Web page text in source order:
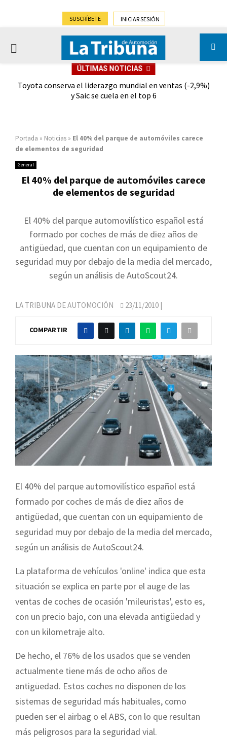
SUSCRÍBETE INICIAR SESIÓN
PRIMARY
ÚLTIMAS NOTICIAS
Toyota conserva el liderazgo mundial en ventas (-2,9%)
y Saic se cuela en el top 6
Portada » Noticias » El 40% del parque de automóviles carece
de elementos de seguridad
General
El 40% del parque de automóviles carece
de elementos de seguridad
El 40% del parque automovilístico español está
formado por coches de más de diez años de
antigüedad, que cuentan con un equipamiento de
seguridad muy por debajo de la media del mercado,
según un análisis de AutoScout24.
LA TRIBUNA DE AUTOMOCIÓN 23/11/2010 |
COMPARTIR
El 40% del parque automovilístico español está
formado por coches de más de diez años de
antigüedad, que cuentan con un equipamiento de
seguridad muy por debajo de la media del mercado,
según un análisis de AutoScout24.
La plataforma de vehículos 'online' indica que esta
situación se explica en parte por el auge de las
ventas de coches de ocasión 'mileuristas', esto es,
con un precio bajo, con una elevada antigüedad y
con un kilometraje alto.
De hecho, el 76% de los usados que se venden
actualmente tiene más de ocho años de
antigüedad. Estos coches no disponen de los
sistemas de seguridad más habituales, como
pueden ser el airbag o el ABS, con lo que resultan
más peligrosos para la seguridad vial.